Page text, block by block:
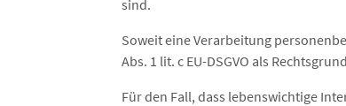
sind.
Soweit eine Verarbeitung
Abs. 1 lit. c EU-DSGVO als
Für den Fall, dass lebenswichtige